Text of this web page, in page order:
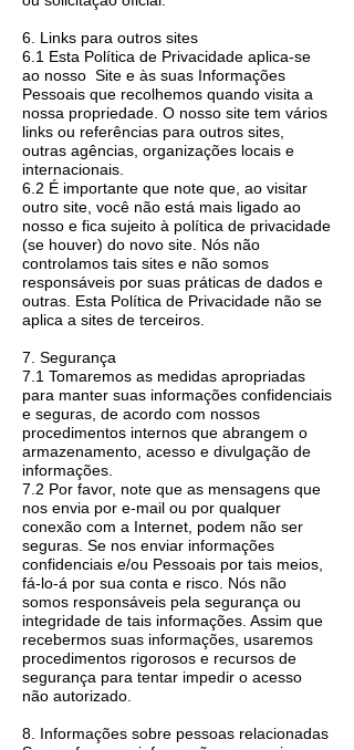
6. Links para outros sites
6.1 Esta Política de Privacidade aplica-se
ao nosso Site e às suas Informações
Pessoais que recolhemos quando visita a
nossa propriedade. O nosso site tem vários
links ou referências para outros sites,
outras agências, organizações locais e
internacionais.
6.2 É importante que note que, ao visitar
outro site, você não está mais ligado ao
nosso e fica sujeito à política de privacidade
(se houver) do novo site. Nós não
controlamos tais sites e não somos
responsáveis ​​por suas práticas de dados e
outras. Esta Política de Privacidade não se
aplica a sites de terceiros.
7. Segurança
7.1 Tomaremos as medidas apropriadas
para manter suas informações confidenciais
e seguras, de acordo com nossos
procedimentos internos que abrangem o
armazenamento, acesso e divulgação de
informações.
7.2 Por favor, note que as mensagens que
nos envia por e-mail ou por qualquer
conexão com a Internet, podem não ser
seguras. Se nos enviar informações
confidenciais e/ou Pessoais por tais meios,
fá-lo-á por sua conta e risco. Nós não
somos responsáveis ​​pela segurança ou
integridade de tais informações. Assim que
recebermos suas informações, usaremos
procedimentos rigorosos e recursos de
segurança para tentar impedir o acesso
não autorizado.
8. Informações sobre pessoas relacionadas